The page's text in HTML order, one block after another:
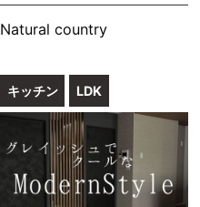
Natural country
キッチン LDK